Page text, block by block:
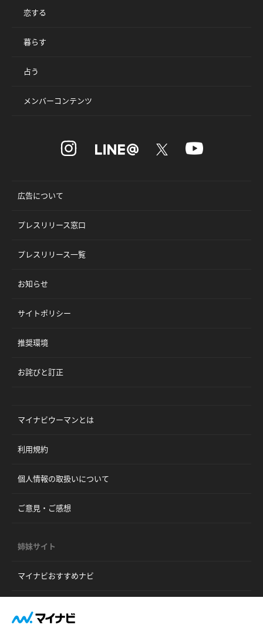
恋する
暮らす
占う
メンバーコンテンツ
広告について
プレスリリース窓口
プレスリリース一覧
お知らせ
サイトポリシー
推奨環境
お詫びと訂正
マイナビウーマンとは
利用規約
個人情報の取扱いについて
ご意見・ご感想
姉妹サイト
マイナビおすすめナビ